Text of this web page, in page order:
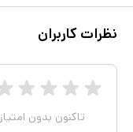
نظرات کاربران
تاکنون بدون امتیاز